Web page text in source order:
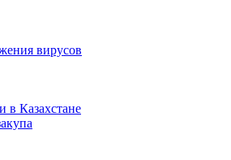
вирусов
в Казахстане